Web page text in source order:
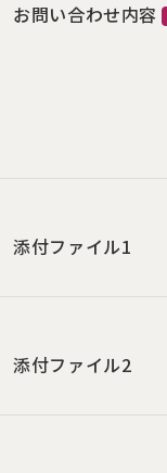
お問い合わせ内容
添付ファイル1
添付ファイル2